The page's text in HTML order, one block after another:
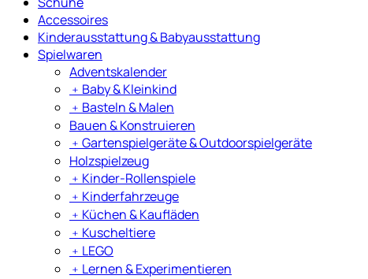
Accessoires
Kinderausstattung & Babyausstattung
Spielwaren
Adventskalender
﹢ Baby & Kleinkind
﹢ Basteln & Malen
Bauen & Konstruieren
﹢ Gartenspielgeräte & Outdoorspielgeräte
Holzspielzeug
﹢ Kinder-Rollenspiele
﹢ Kinderfahrzeuge
﹢ Küchen & Kaufläden
﹢ Kuscheltiere
﹢ LEGO
﹢ Lernen & Experimentieren